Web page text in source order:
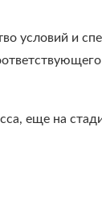
условий и
еще на